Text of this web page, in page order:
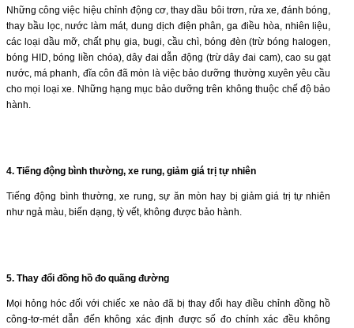
Những công việc hiệu chỉnh động cơ, thay dầu bôi trơn, rửa xe, đánh bóng,
thay bầu lọc, nước làm mát, dung dịch điện phân, ga điều hòa, nhiên liệu,
các loại dầu mỡ, chất phụ gia, bugi, cầu chì, bóng đèn (trừ bóng halogen,
bóng HID, bóng liền chóa), dây đai dẫn động (trừ dây đai cam), cao su gạt
nước, má phanh, đĩa côn đã mòn là việc bảo dưỡng thường xuyên yêu cầu
cho mọi loại xe. Những hạng mục bảo dưỡng trên không thuộc chế độ bảo
hành.
4. Tiếng động bình thường, xe rung, giảm giá trị tự nhiên
Tiếng động bình thường, xe rung, sự ăn mòn hay bị giảm giá trị tự nhiên
như ngả màu, biến dạng, tỳ vết, không được bảo hành.
5. Thay đổi đồng hồ đo quãng đường
Mọi hỏng hóc đối với chiếc xe nào đã bị thay đổi hay điều chỉnh đồng hồ
công-tơ-mét dẫn đến không xác định được số đo chính xác đều không